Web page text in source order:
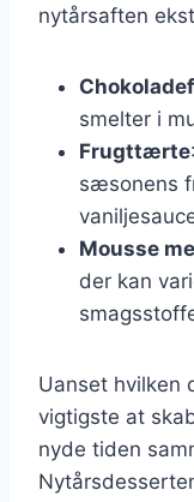
nytårsaften
smelter i
Frugttærte
sæsonens
Mousse
der kan
Uanset hvilken
vigtigste at
nyde tiden